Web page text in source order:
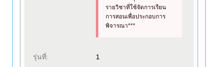
รายวิชาที่ใช้จัดการเรียน
การสอนเพื่อประกอบการ
พิจารณา***
รุ่นที่:
1